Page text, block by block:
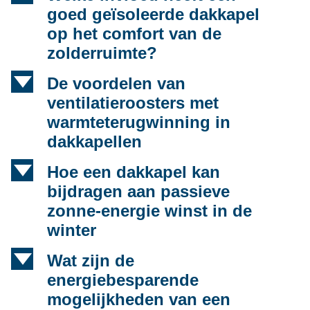
goed geïsoleerde dakkapel
op het comfort van de
zolderruimte?
d
De voordelen van
ventilatieroosters met
warmteterugwinning in
dakkapellen
d
Hoe een dakkapel kan
bijdragen aan passieve
zonne-energie winst in de
winter
d
Wat zijn de
energiebesparende
mogelijkheden van een